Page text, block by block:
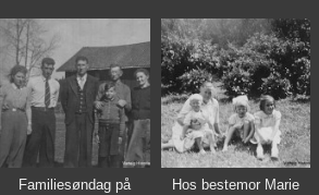
Familiesøndag på
Hos bestemor Marie